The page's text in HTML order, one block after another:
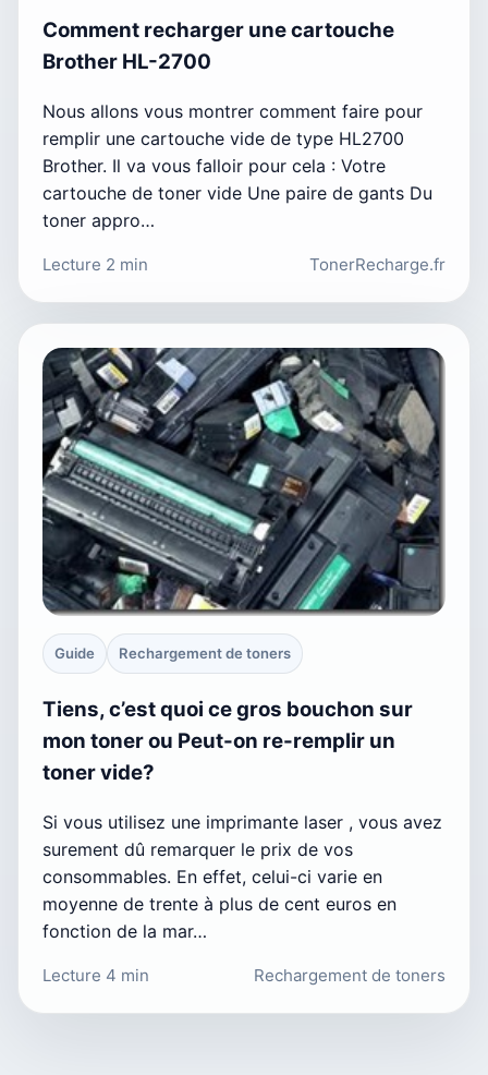
Comment recharger une cartouche
Brother HL-2700
Nous allons vous montrer comment faire pour
remplir une cartouche vide de type HL2700
Brother. Il va vous falloir pour cela : Votre
cartouche de toner vide Une paire de gants Du
toner appro…
Lecture 2 min TonerRecharge.fr
Guide Rechargement de toners
Tiens, c’est quoi ce gros bouchon sur
mon toner ou Peut-on re-remplir un
toner vide?
Si vous utilisez une imprimante laser , vous avez
surement dû remarquer le prix de vos
consommables. En effet, celui-ci varie en
moyenne de trente à plus de cent euros en
fonction de la mar…
Lecture 4 min Rechargement de toners